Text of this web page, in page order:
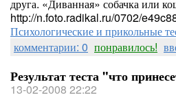
друга. «Диванная» собачка или
http://n.foto.radikal.ru/0702/
Психологические и прикольные
комментарии: 0 понравилось!
Результат теста "что
13-02-2008 22:22